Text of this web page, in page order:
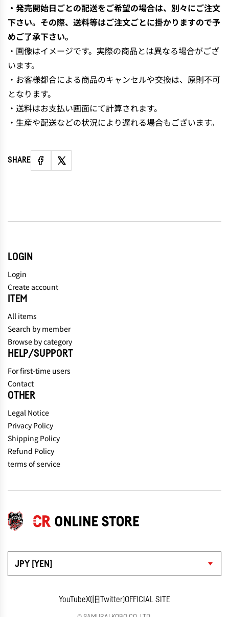
・発売開始日ごとの配送をご希望の場合は、別々にご注文
下さい。その際、送料等はご注文ごとに掛かりますので予
めご了承下さい。
・画像はイメージです。実際の商品とは異なる場合がござ
います。
・お客様都合による商品のキャンセルや交換は、原則不可
となります。
・送料はお支払い画面にて計算されます。
・生産や配送などの状況により遅れる場合もございます。
SHARE
JPY [YEN]
YouTubeX(旧Twitter)OFFICIAL SITE
LOGIN
Login
Create account
ITEM
All items
Search by member
Browse by category
HELP/SUPPORT
For first-time users
Contact
OTHER
Legal Notice
Privacy Policy
Shipping Policy
Refund Policy
terms of service